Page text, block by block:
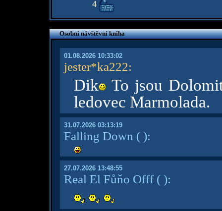
4
Osobní návštěvní kniha
01.08.2026 10:33:02
jester*ka222:
Dik To jsou
ledovec Marmolada.
31.07.2026 03:13:19
Falling Down ( ):
27.07.2026 13:48:55
Real El Fůňo Offf( ):